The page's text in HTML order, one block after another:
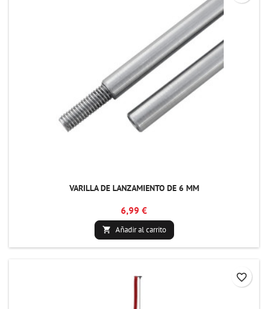
VARILLA DE LANZAMIENTO DE 6 MM
6,99 €
 Añadir al carrito
favorite_border